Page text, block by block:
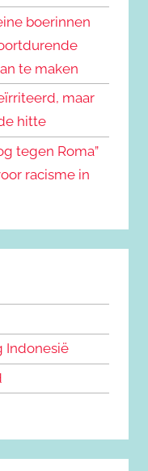
boerinnen
te maken
maar
hitte
tegen Roma”
racisme in
Indonesië